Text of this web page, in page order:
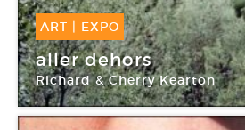
ART EXPO
18 Déc -15 Fév 2015
aller dehors
Richard & Cherry Kearton
La Criée